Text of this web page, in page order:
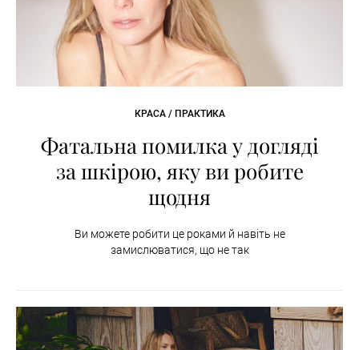
КРАСА / ПРАКТИКА
Фатальна помилка у догляді
за шкірою, яку ви робите
щодня
Ви можете робити це роками й навіть не
замислюватися, що не так